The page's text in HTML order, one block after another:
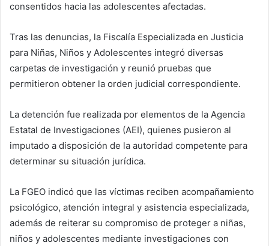
consentidos hacia las adolescentes afectadas.
Tras las denuncias, la Fiscalía Especializada en Justicia
para Niñas, Niños y Adolescentes integró diversas
carpetas de investigación y reunió pruebas que
permitieron obtener la orden judicial correspondiente.
La detención fue realizada por elementos de la Agencia
Estatal de Investigaciones (AEI), quienes pusieron al
imputado a disposición de la autoridad competente para
determinar su situación jurídica.
La FGEO indicó que las víctimas reciben acompañamiento
psicológico, atención integral y asistencia especializada,
además de reiterar su compromiso de proteger a niñas,
niños y adolescentes mediante investigaciones con